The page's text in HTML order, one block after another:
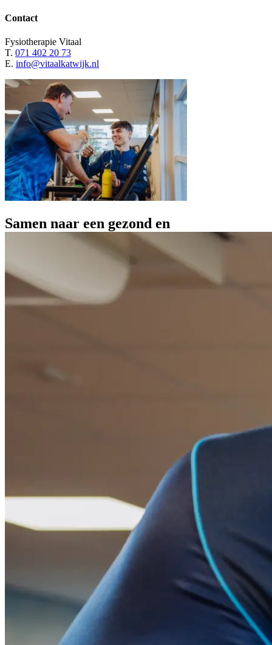
Contact
Fysiotherapie Vitaal
T. 071 402 20 73
E. info@vitaalkatwijk.nl
Samen naar een gezond en